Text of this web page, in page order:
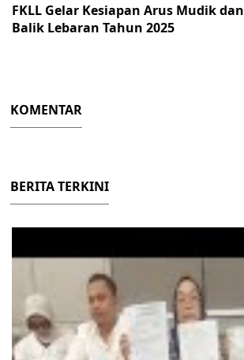
FKLL Gelar Kesiapan Arus Mudik dan
Balik Lebaran Tahun 2025
KOMENTAR
BERITA TERKINI